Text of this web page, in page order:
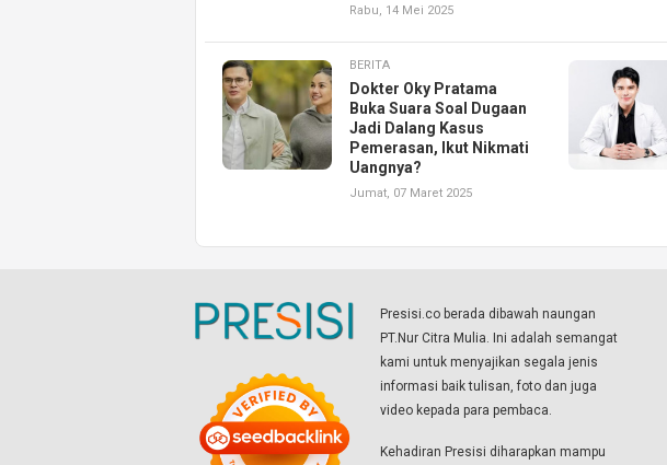
Rabu, 14 Mei 2025
BERITA
Dokter Oky Pratama
Buka Suara Soal Dugaan
Jadi Dalang Kasus
Pemerasan, Ikut Nikmati
Uangnya?
Jumat, 07 Maret 2025
Presisi.co berada dibawah naungan
PT.Nur Citra Mulia. Ini adalah semangat
kami untuk menyajikan segala jenis
informasi baik tulisan, foto dan juga
video kepada para pembaca.
Kehadiran Presisi diharapkan mampu